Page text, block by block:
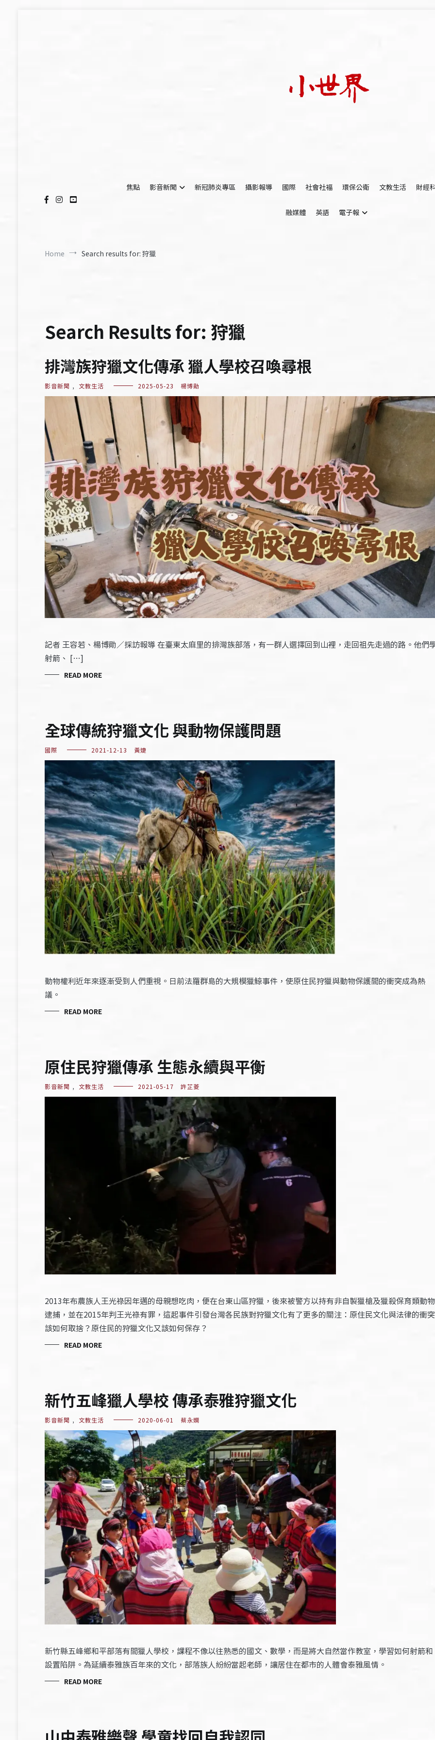
焦點
影音新聞 新冠肺炎專區 攝影報導 國際 社會社福 環保公衛 文教生活 財經
融媒體 英語 電子報
Home Search results for: 狩獵
Search Results for: 狩獵
排灣族狩獵文化傳承 獵人學校召喚尋根
影音新聞 , 文教生活 2025-05-23 楊博勛
記者 王容若、楊博勛／採訪報導 在臺東太麻里的排灣族部落，有一群人選擇回到山裡，走回祖先走過的路。他們
射箭、 […]
READ MORE
全球傳統狩獵文化 與動物保護問題
國際 2021-12-13 黃婕
動物權利近年來逐漸受到人們重視。日前法羅群島的大規模獵鯨事件，使原住民狩獵與動物保護間的衝突成為熱
議。
READ MORE
原住民狩獵傳承 生態永續與平衡
影音新聞 , 文教生活 2021-05-17 許芷菱
2013年布農族人王光祿因年邁的母親想吃肉，便在台東山區狩獵，後來被警方以持有非自製獵槍及獵殺保育類動物
逮捕，並在2015年判王光祿有罪，這起事件引發台灣各民族對狩獵文化有了更多的關注：原住民文化與法律的衝突
該如何取捨？原住民的狩獵文化又該如何保存？
READ MORE
新竹五峰獵人學校 傳承泰雅狩獵文化
影音新聞 , 文教生活 2020-06-01 蔡永嫻
新竹縣五峰鄉和平部落有間獵人學校，課程不像以往熟悉的國文、數學，而是將大自然當作教室，學習如何射箭和
設置陷阱。為延續泰雅族百年來的文化，部落族人紛紛當起老師，讓居住在都市的人體會泰雅風情。
READ MORE